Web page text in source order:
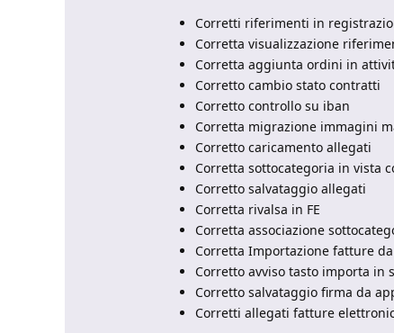
Corretti riferimenti in
Corretta visualizzazione
Corretta aggiunta ordini in
Corretto cambio stato contratti
Corretto controllo su iban
Corretta migrazione immagini
Corretto caricamento allegati
Corretta sottocategoria in vista
Corretto salvataggio allegati
Corretta rivalsa in FE
Corretta associazione
Corretta Importazione fatture
Corretto avviso tasto importa in
Corretto salvataggio firma da
Corretti allegati fatture